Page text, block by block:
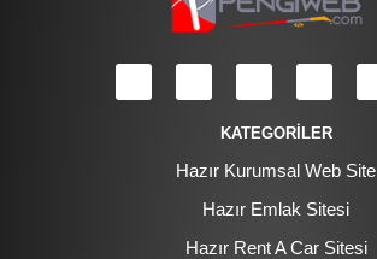
KATEGORİLER
Hazır Kurumsal Web Site
Hazır Emlak Sitesi
Hazır Rent A Car Sitesi